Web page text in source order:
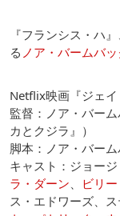
『フランシス・ハ
る ノア・バームバッ
Netflix映画『ジェイ
監督：ノア・バー
カとクジラ』）
脚本：ノア・バー
キャスト：ジョー
ラ・ダーン
ビリ
ス・エドワーズ、ス